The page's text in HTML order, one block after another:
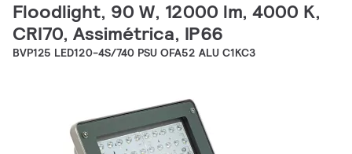
Floodlight, 90 W, 12000 lm, 4000 K,
CRI70, Assimétrica, IP66
BVP125 LED120-4S/740 PSU OFA52 ALU C1KC3